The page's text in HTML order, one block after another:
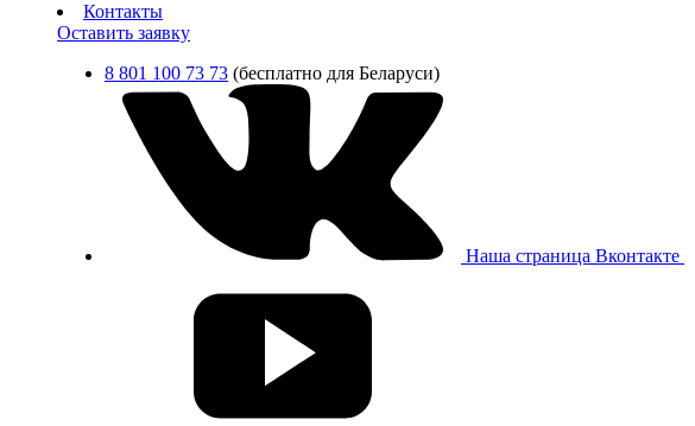
Контакты
Оставить заявку
8 801 100 73 73 (бесплатно для Беларуси)
Наша страница Вконтакте